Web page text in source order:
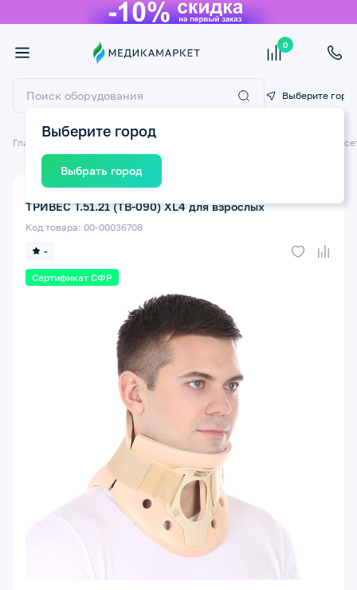
0
Выберите город
Выберите город
Выбрать город
Главная Ортопедические изделия Ортопедические бандажи и
Сертификат СФР
-
Код товара: 00-00036708
ТРИВЕС Т.51.21 (ТВ-090) XL4 для взрослых